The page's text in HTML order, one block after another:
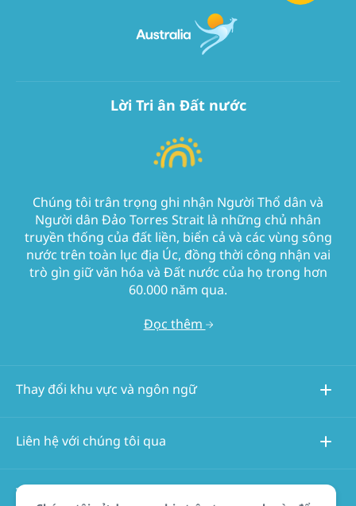
Lời Tri ân Đất nước
Chúng tôi trân trọng ghi nhận Người Thổ dân và
Người dân Đảo Torres Strait là những chủ nhân
truyền thống của đất liền, biển cả và các vùng sông
nước trên toàn lục địa Úc, đồng thời công nhận vai
trò gìn giữ văn hóa và Đất nước của họ trong hơn
60.000 năm qua.
Đọc thêm
Thay đổi khu vực và ngôn ngữ
Liên hệ với chúng tôi qua
Thông tin về trang web này